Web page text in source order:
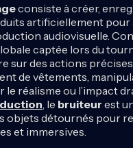
consiste à créer,
artificiellement pour
audiovisuelle.
captée lors du
sur des actions précises
de vêtements,
réalisme ou l’impact
, le bruiteur est
objets détournés pour
et immersives.